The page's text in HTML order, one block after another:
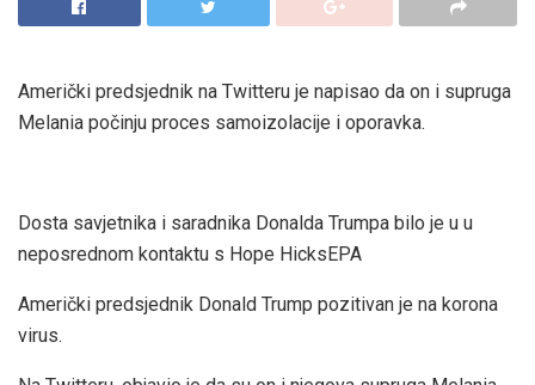
Američki predsjednik na Twitteru je napisao da on i supruga
Melania počinju proces samoizolacije i oporavka.
Dosta savjetnika i saradnika Donalda Trumpa bilo je u u
neposrednom kontaktu s Hope HicksEPA
Američki predsjednik Donald Trump pozitivan je na korona
virus.